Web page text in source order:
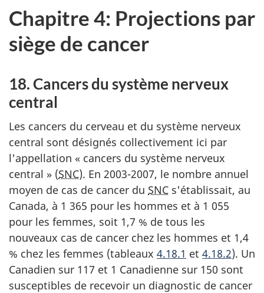
Chapitre 4: Projections par
siège de cancer
18. Cancers du système nerveux
central
Les cancers du cerveau et du système nerveux
central sont désignés collectivement ici par
l'appellation « cancers du système nerveux
central » (SNC). En 2003-2007, le nombre annuel
moyen de cas de cancer du SNC s'établissait, au
Canada, à 1 365 pour les hommes et à 1 055
pour les femmes, soit 1,7 % de tous les
nouveaux cas de cancer chez les hommes et 1,4
% chez les femmes (tableaux 4.18.1 et 4.18.2). Un
Canadien sur 117 et 1 Canadienne sur 150 sont
susceptibles de recevoir un diagnostic de cancer